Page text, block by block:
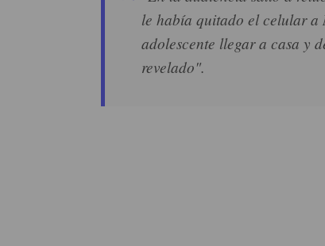
le había quitado el celular a
adolescente llegar a casa y
revelado".